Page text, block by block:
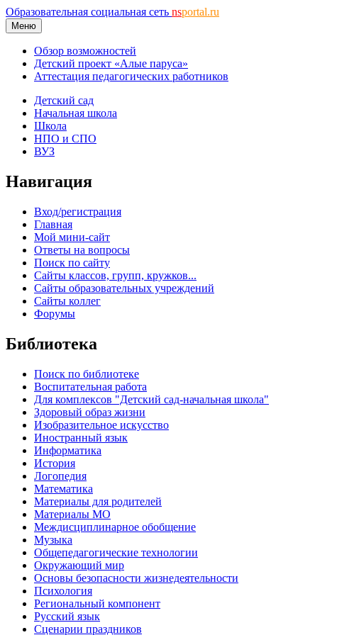
Образовательная социальная сеть nsportal.ru
Меню
Обзор возможностей
Детский проект «Алые паруса»
Аттестация педагогических работников
Детский сад
Начальная школа
Школа
НПО и СПО
ВУЗ
Навигация
Вход/регистрация
Главная
Мой мини-сайт
Ответы на вопросы
Поиск по сайту
Сайты классов, групп, кружков...
Сайты образовательных учреждений
Сайты коллег
Форумы
Библиотека
Поиск по библиотеке
Воспитательная работа
Для комплексов "Детский сад-начальная школа"
Здоровый образ жизни
Изобразительное искусство
Иностранный язык
Информатика
История
Логопедия
Математика
Материалы для родителей
Материалы МО
Междисциплинарное обобщение
Музыка
Общепедагогические технологии
Окружающий мир
Основы безопасности жизнедеятельности
Психология
Региональный компонент
Русский язык
Сценарии праздников